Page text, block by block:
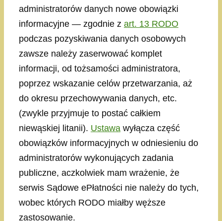
administratorów danych nowe obowiązki
informacyjne — zgodnie z art. 13 RODO
podczas pozyskiwania danych osobowych
zawsze należy zaserwować komplet
informacji, od tożsamości administratora,
poprzez wskazanie celów przetwarzania, aż
do okresu przechowywania danych, etc.
(zwykle przyjmuje to postać całkiem
niewąskiej litanii). Ustawa wyłącza część
obowiązków informacyjnych w odniesieniu do
administratorów wykonujących zadania
publiczne, aczkolwiek mam wrażenie, że
serwis Sądowe ePłatności nie należy do tych,
wobec których RODO miałby węższe
zastosowanie.